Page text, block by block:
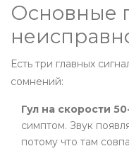
Основные
Есть три главных
сомнений:
Гул на скорости
симптом. Звук
потому что там